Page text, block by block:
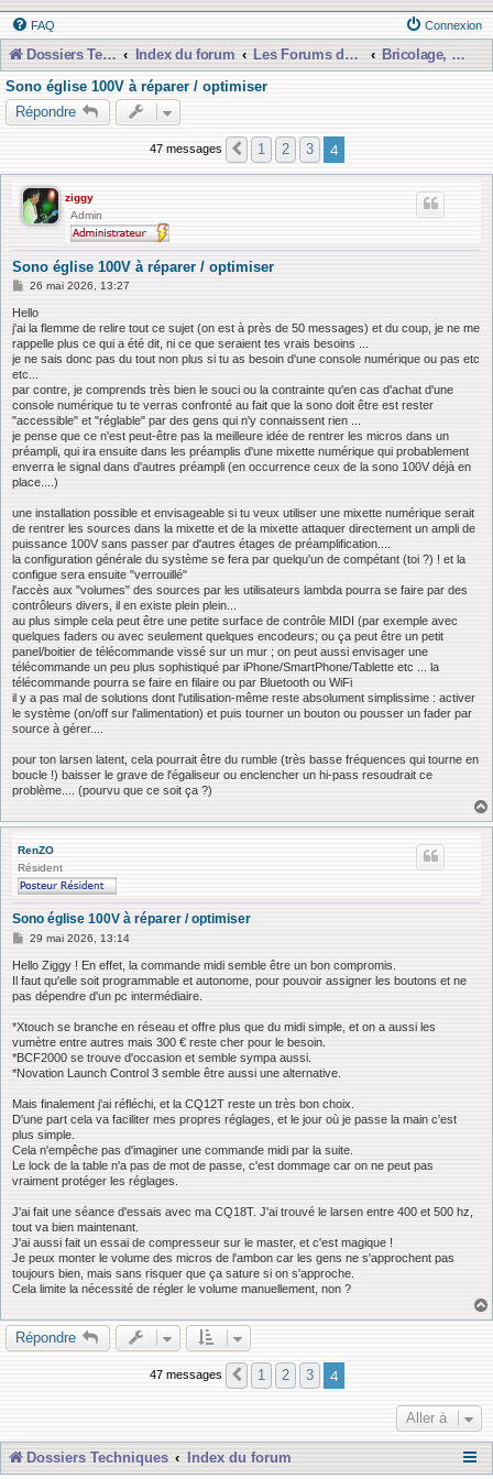
FAQ Connexion
Dossiers Techniques Index du forum Les Forums de Discussions
Bricolage, Dépannage, Construction
Sono église 100V à réparer / optimiser
Répondre
47 messages Précédente
1 2 3 4
ziggy
Admin
Sono église 100V à réparer / optimiser
M
s
s
g
e
26 mai 2026, 13:27
Hello
j'ai la flemme de relire tout ce sujet (on est à près de 50 messages) et du coup, je ne me
rappelle plus ce qui a été dit, ni ce que seraient tes vrais besoins ...
je ne sais donc pas du tout non plus si tu as besoin d'une console numérique ou pas etc
etc...
par contre, je comprends très bien le souci ou la contrainte qu'en cas d'achat d'une
console numérique tu te verras confronté au fait que la sono doit être est rester
"accessible" et "réglable" par des gens qui n'y connaissent rien ...
je pense que ce n'est peut-être pas la meilleure idée de rentrer les micros dans un
préampli, qui ira ensuite dans les préamplis d'une mixette numérique qui probablement
enverra le signal dans d'autres préampli (en occurrence ceux de la sono 100V déjà en
place....)
une installation possible et envisageable si tu veux utiliser une mixette numérique serait
de rentrer les sources dans la mixette et de la mixette attaquer directement un ampli de
puissance 100V sans passer par d'autres étages de préamplification....
la configuration générale du système se fera par quelqu'un de compétant (toi ?) ! et la
configue sera ensuite "verrouillé"
l'accès aux "volumes" des sources par les utilisateurs lambda pourra se faire par des
contrôleurs divers, il en existe plein plein...
au plus simple cela peut être une petite surface de contrôle MIDI (par exemple avec
quelques faders ou avec seulement quelques encodeurs; ou ça peut être un petit
panel/boitier de télécommande vissé sur un mur ; on peut aussi envisager une
télécommande un peu plus sophistiqué par iPhone/SmartPhone/Tablette etc ... la
télécommande pourra se faire en filaire ou par Bluetooth ou WiFi
il y a pas mal de solutions dont l'utilisation-même reste absolument simplissime : activer
le système (on/off sur l'alimentation) et puis tourner un bouton ou pousser un fader par
source à gérer....
pour ton larsen latent, cela pourrait être du rumble (très basse fréquences qui tourne en
boucle !) baisser le grave de l'égaliseur ou enclencher un hi-pass resoudrait ce
problème.... (pourvu que ce soit ça ?)
RenZO
Résident
Sono église 100V à réparer / optimiser
M
s
s
g
29 mai 2026, 13:14
Hello Ziggy ! En effet, la commande midi semble être un bon compromis.
Il faut qu'elle soit programmable et autonome, pour pouvoir assigner les boutons et ne
pas dépendre d'un pc intermédiaire.
*Xtouch se branche en réseau et offre plus que du midi simple, et on a aussi les
vumètre entre autres mais 300 € reste cher pour le besoin.
*BCF2000 se trouve d'occasion et semble sympa aussi.
*Novation Launch Control 3 semble être aussi une alternative.
Mais finalement j'ai réfléchi, et la CQ12T reste un très bon choix.
D'une part cela va faciliter mes propres réglages, et le jour où je passe la main c'est
plus simple.
Cela n'empêche pas d'imaginer une commande midi par la suite.
Le lock de la table n'a pas de mot de passe, c'est dommage car on ne peut pas
vraiment protéger les réglages.
J'ai fait une séance d'essais avec ma CQ18T. J'ai trouvé le larsen entre 400 et 500 hz,
tout va bien maintenant.
J'ai aussi fait un essai de compresseur sur le master, et c'est magique !
Je peux monter le volume des micros de l'ambon car les gens ne s'approchent pas
toujours bien, mais sans risquer que ça sature si on s'approche.
Cela limite la nécessité de régler le volume manuellement, non ?
Répondre
47 messages Précédente
1 2 3 4
Aller à
Dossiers Techniques Index du forum